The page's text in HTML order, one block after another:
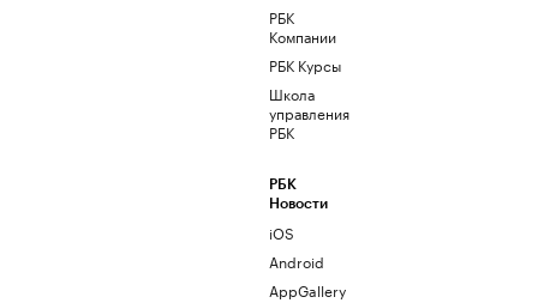
РБК
Компании
РБК Курсы
Школа
управления
РБК
РБК
Новости
iOS
Android
AppGallery